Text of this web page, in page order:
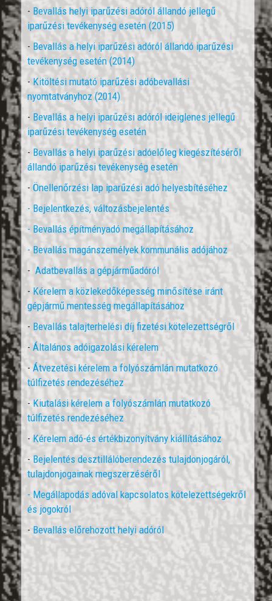
- Bevallás helyi iparűzési adóról állandó jellegű
iparűzési tevékenység esetén (2015)
- Bevallás a helyi iparűzési adóról állandó iparűzési
tevékenység esetén (2014)
- Kitöltési mutató iparűzési adóbevallási
nyomtatványhoz (2014)
- Bevallás a helyi iparűzési adóról ideiglenes jellegű
iparűzési tevékenység esetén
- Bevallás a helyi iparűzési adóelőleg kiegészítéséről
állandó iparűzési tevékenység esetén
- Önellenőrzési lap iparűzési adó helyesbítéséhez
- Bejelentkezés, változásbejelentés
- Bevallás építményadó megállapításához
-Bevallás magánszemélyek kommunális adójához
- Adatbevallás a gépjárműadóról
- Kérelem a közlekedőképesség minősítése iránt
gépjármű mentesség megállapításához
- Bevallás talajterhelési díj fizetési kötelezettségről
- Általános adóigazolási kérelem
- Átvezetési kérelem a folyószámlán mutatkozó
túlfizetés rendezéséhez
- Kiutalási kérelem a folyószámlán mutatkozó
túlfizetés rendezéséhez
- Kérelem adó-és értékbizonyítvány kiállításához
- Bejelentés desztillálóberendezés tulajdonjogáról,
tulajdonjogainak megszerzéséről
- Megállapodás adóval kapcsolatos kötelezettségekről
és jogokról
- Bevallás előrehozott helyi adóról